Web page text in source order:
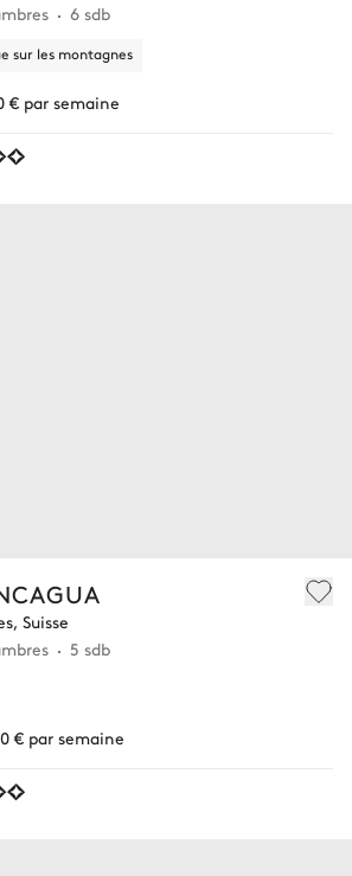
6 sdb
sur les montagnes
€ par semaine
Suisse
5 sdb
€ par semaine